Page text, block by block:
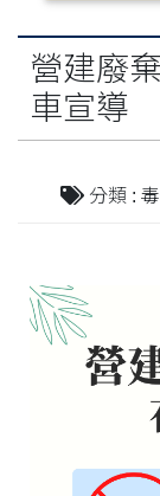
營建廢
車宣導
分類 :